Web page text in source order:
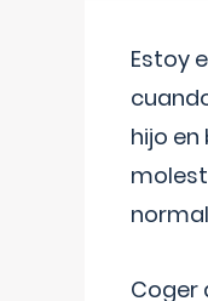
Estoy
hijo
Coger